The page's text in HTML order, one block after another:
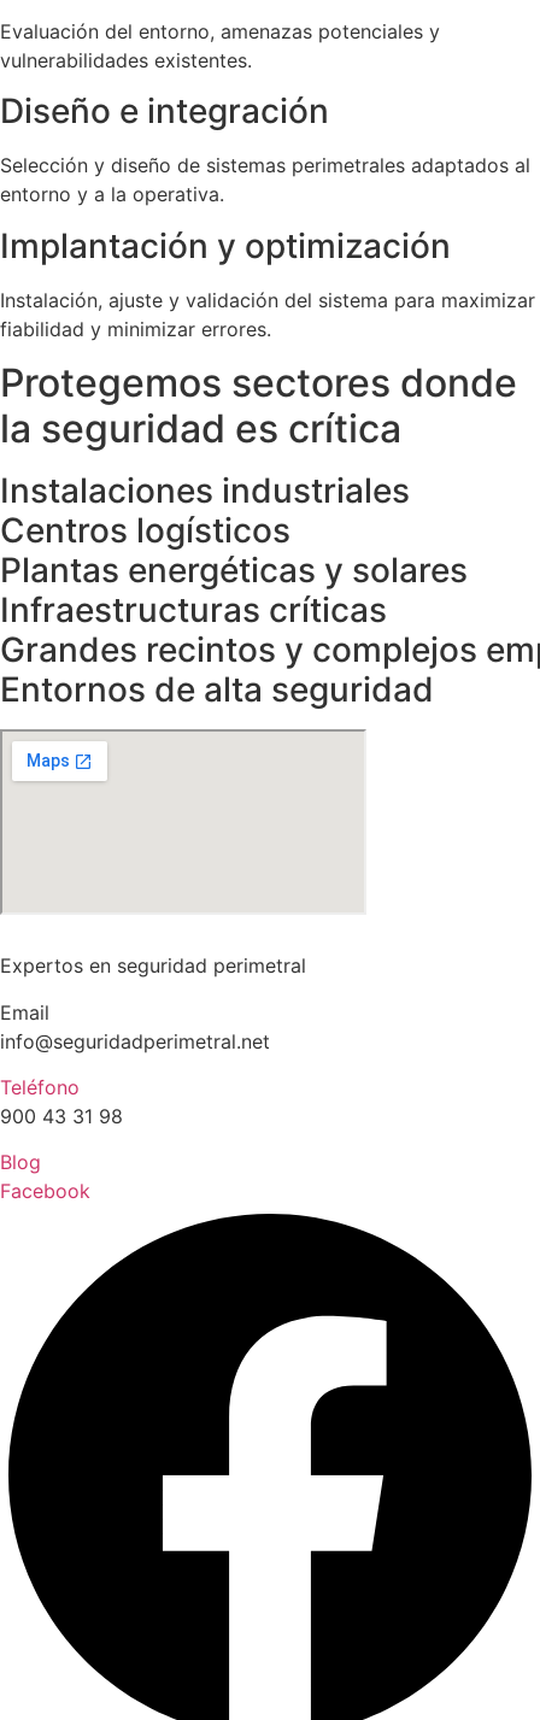
Evaluación del entorno, amenazas potenciales y
vulnerabilidades existentes.
Diseño e integración
Selección y diseño de sistemas perimetrales adaptados al
entorno y a la operativa.
Implantación y optimización
Instalación, ajuste y validación del sistema para maximizar
fiabilidad y minimizar errores.
Protegemos sectores donde
la seguridad es crítica
Instalaciones industriales
Centros logísticos
Plantas energéticas y solares
Infraestructuras críticas
Grandes recintos y complejos
Entornos de alta seguridad
Expertos en seguridad perimetral
Email
info@seguridadperimetral.net
Teléfono
900 43 31 98
Blog
Facebook